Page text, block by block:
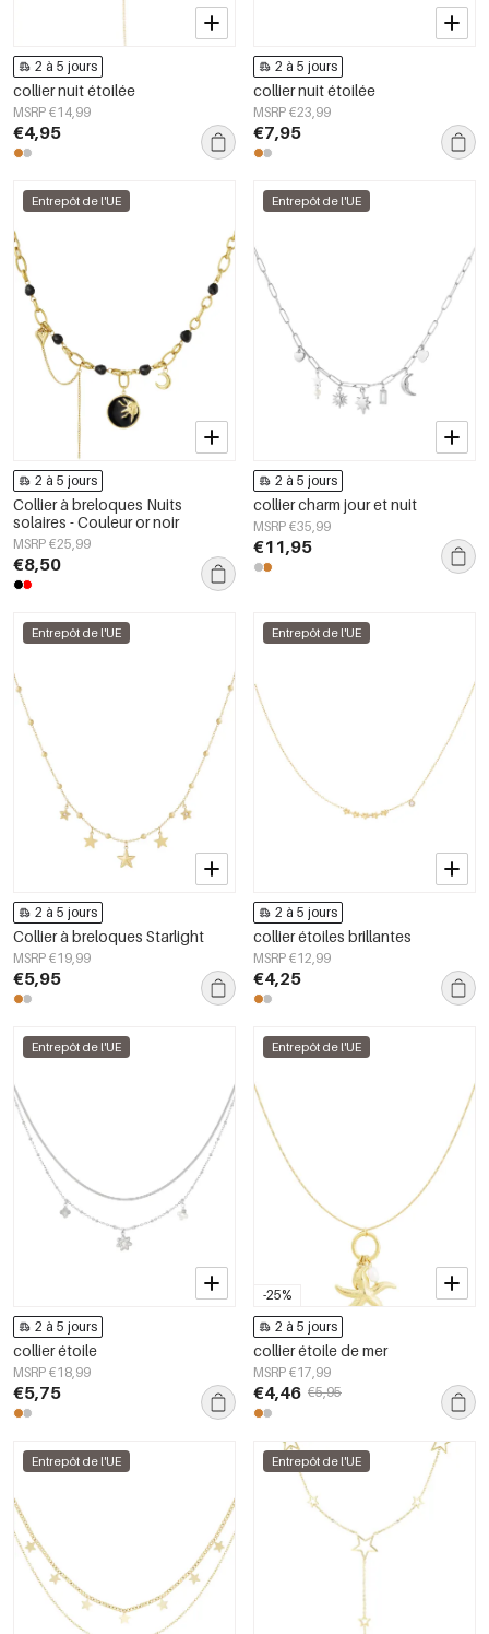
2 à 5 jours
collier nuit étoilée
MSRP €14,99
€4,95
2 à 5 jours
collier nuit étoilée
MSRP €23,99
€7,95
Entrepôt de l'UE
2 à 5 jours
Collier à breloques Nuits
solaires - Couleur or noir
MSRP €25,99
€8,50
Entrepôt de l'UE
2 à 5 jours
collier charm jour et nuit
MSRP €35,99
€11,95
Entrepôt de l'UE
2 à 5 jours
Collier à breloques Starlight
MSRP €19,99
€5,95
Entrepôt de l'UE
2 à 5 jours
collier étoiles brillantes
MSRP €12,99
€4,25
Entrepôt de l'UE
2 à 5 jours
collier étoile
MSRP €18,99
€5,75
-25%
Entrepôt de l'UE
2 à 5 jours
collier étoile de mer
MSRP €17,99
€4,46 €5,95
Entrepôt de l'UE Entrepôt de l'UE